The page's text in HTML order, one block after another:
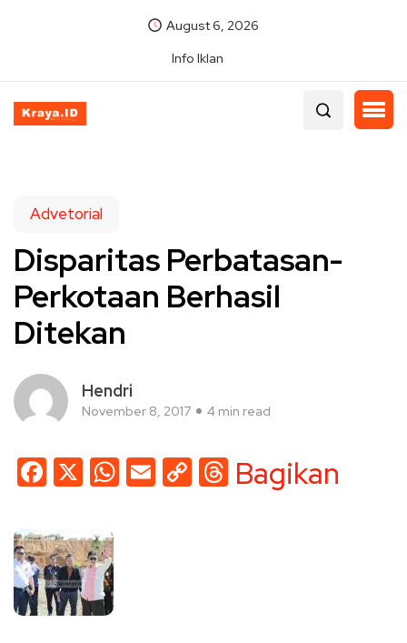
August 6, 2026
Info Iklan
Advetorial
Disparitas Perbatasan-
Perkotaan Berhasil
Ditekan
Hendri
November 8, 2017 4 min read
Facebook
X WhatsApp
EmailCopyThreads
Bagikan